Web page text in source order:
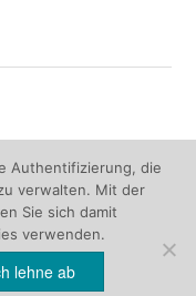
Authentifizierung, die
verwalten. Mit der
Sie sich damit
verwenden.
lehne ab